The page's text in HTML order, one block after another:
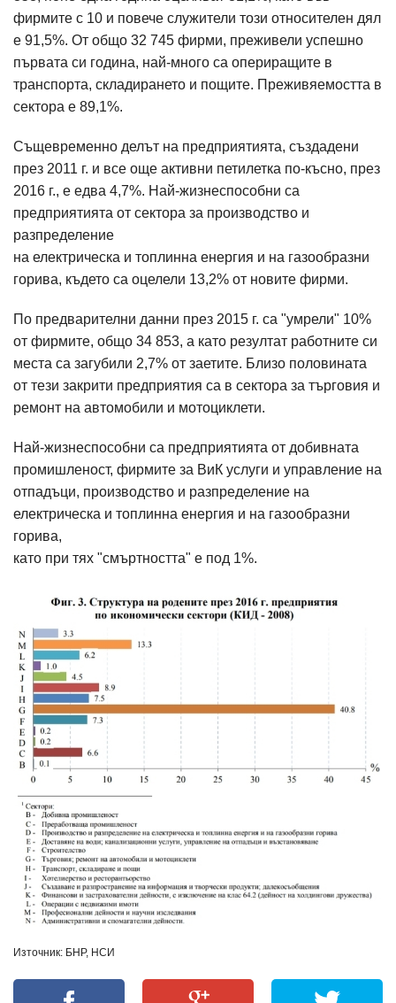
фирмите с 10 и повече служители този относителен дял
е 91,5%. От общо 32 745 фирми, преживели успешно
първата си година, най-много са опериращите в
транспорта, складирането и пощите. Преживяемостта в
сектора е 89,1%.
Същевременно делът на предприятията, създадени
през 2011 г. и все още активни петилетка по-късно, през
2016 г., е едва 4,7%. Най-жизнеспособни са
предприятията от сектора за производство и
разпределение
на електрическа и топлинна енергия и на газообразни
горива, където са оцелели 13,2% от новите фирми.
По предварителни данни през 2015 г. са "умрели" 10%
от фирмите, общо 34 853, а като резултат работните си
места са загубили 2,7% от заетите. Близо половината
от тези закрити предприятия са в сектора за търговия и
ремонт на автомобили и мотоциклети.
Най-жизнеспособни са предприятията от добивната
промишленост, фирмите за ВиК услуги и управление на
отпадъци, производство и разпределение на
електрическа и топлинна енергия и на газообразни
горива,
като при тях "смъртността" е под 1%.
Източник: БНР, НСИ